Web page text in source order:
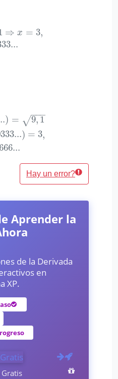
⇒ x = 3,
x =3, 0333...
) = 9,1
−−
−
√
) = 3,
g(3 0333...) =3
Hay un error?
Aprender la
de la Derivada
en
XP.